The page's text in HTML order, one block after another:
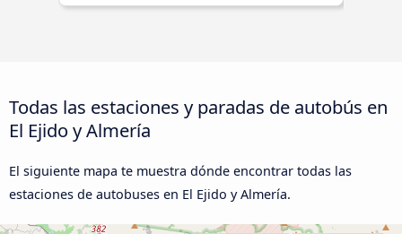
Todas las estaciones y paradas de autobús en
El Ejido y Almería
El siguiente mapa te muestra dónde encontrar todas las
estaciones de autobuses en El Ejido y Almería.